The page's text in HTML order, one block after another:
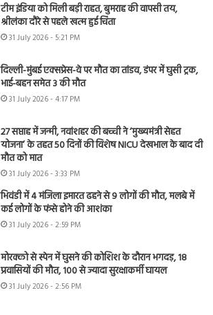
टीम इंडिया को मिली बड़ी राहत, बुमराह की वापसी तय,
श्रीलंका दौरे से पहले खत्म हुई चिंता
31 July 2026 - 5:21 PM
दिल्ली-मुंबई एक्सप्रेस-वे पर मौत का तांडव, डंपर में घुसी ट्रक,
भाई-बहन समेत 3 की मौत
31 July 2026 - 4:17 PM
27 सप्ताह में जन्मी, नवांशहर की बच्ची ने ‘मुख्यमंत्री सेहत
योजना’ के तहत 50 दिनों की विशेष NICU देखभाल के बाद दी
मौत को मात
31 July 2026 - 3:33 PM
भिवंडी में 4 मंजिला इमारत ढहने से 9 लोगों की मौत, मलबे में
कई लोगों के फंसे होने की आशंका
31 July 2026 - 2:59 PM
मोरक्को से स्पेन में घुसने की कोशिश के दौरान भगदड़, 18
प्रवासियों की मौत, 100 से ज्यादा सुरक्षाकर्मी घायल
31 July 2026 - 2:56 PM